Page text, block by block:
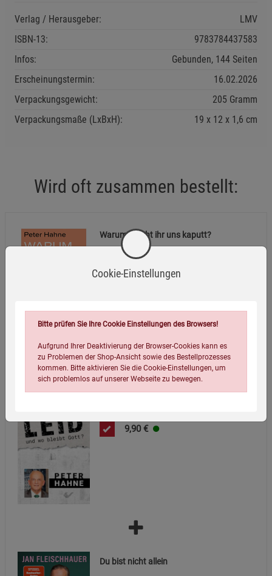
Verlag / Herausgeber:
LMV
ISBN-13:
9783784437583
Infos:
Gebunden, 144 Seiten
Erscheinungstermin:
16.02.2026
Verpackungsgewicht:
205 Gramm
Verpackungsmaße (LxBxH):
19 12 1,6 cm
Wird oft zusammen bestellt:
Warum macht ihr uns kaputt?
15,00
9,90 €
Du bist nicht allein
Cookie-Einstellungen
Bitte prüfen Sie Ihre Cookie Einstellungen des Browsers!
Aufgrund Ihrer Deaktivierung der Browser-Cookies kann es
zu Problemen der Shop-Ansicht sowie des Bestellprozesses
kommen. Bitte aktivieren Sie die Cookie-Einstellungen, um
sich problemlos auf unserer Webseite zu bewegen.
Einstellungen speichern für die Gruppe
Einstellungen speichern für die Gruppe
Einwilligung nicht erteilen
Notwendige Cookies (5)